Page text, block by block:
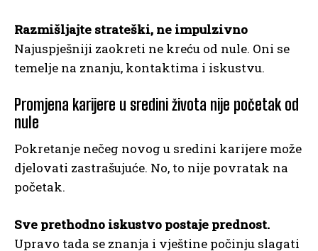
Razmišljajte strateški, ne impulzivno
Najuspješniji zaokreti ne kreću od nule. Oni se
temelje na znanju, kontaktima i iskustvu.
Promjena karijere u sredini života nije početak od
nule
Pokretanje nečeg novog u sredini karijere može
djelovati zastrašujuće. No, to nije povratak na
početak.
Sve prethodno iskustvo postaje prednost.
Upravo tada se znanja i vještine počinju slagati